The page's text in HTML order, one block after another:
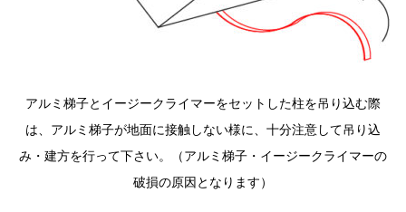
アルミ梯子とイージークライマーをセットした柱を吊り込む際
は、アルミ梯子が地面に接触しない様に、十分注意して吊り込
み・建方を行って下さい。（アルミ梯子・イージークライマーの
破損の原因となります）